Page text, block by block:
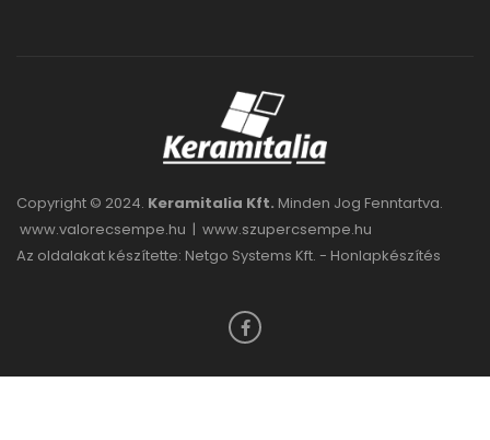
Copyright © 2024. Keramitalia Kft. Minden Jog Fenntartva.
www.valorecsempe.hu | www.szupercsempe.hu
Az oldalakat készítette: Netgo Systems Kft. - Honlapkészítés